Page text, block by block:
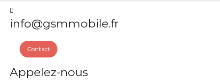
info@gsmmobile.fr
Contact
Appelez-nous